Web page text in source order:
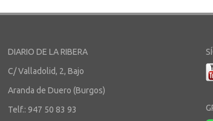
DIARIO DE LA RIBERA
C/ Valladolid, 2, Bajo
Aranda de Duero (Burgos)
Telf.: 947 50 83 93